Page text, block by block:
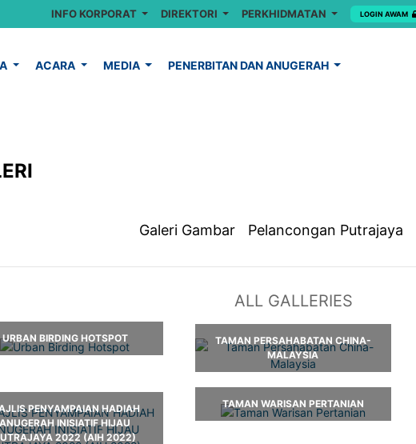
INFO KORPORAT DIREKTORI PERKHIDMATAN LOGIN AWAM
ACARA MEDIA PENERBITAN DAN ANUGERAH
Galeri Gambar Pelancongan Putrajaya
ALL GALLERIES
URBAN BIRDING HOTSPOT
TAMAN PERSAHABATAN CHINA-
MALAYSIA
PENYAMPAIAN HADIAH
ANUGERAH INISIATIF HIJAU
2022 (AIH 2022)
TAMAN WARISAN PERTANIAN